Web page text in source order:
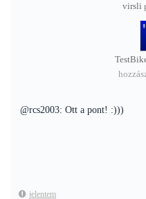
virsli
@rcs2003: Ott a pont! :)))
jelentem